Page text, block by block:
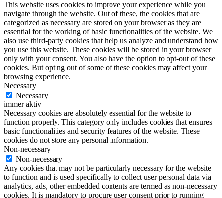
This website uses cookies to improve your experience while you
navigate through the website. Out of these, the cookies that are
categorized as necessary are stored on your browser as they are
essential for the working of basic functionalities of the website. We
also use third-party cookies that help us analyze and understand how
you use this website. These cookies will be stored in your browser
only with your consent. You also have the option to opt-out of these
cookies. But opting out of some of these cookies may affect your
browsing experience.
Necessary
Necessary
immer aktiv
Necessary cookies are absolutely essential for the website to
function properly. This category only includes cookies that ensures
basic functionalities and security features of the website. These
cookies do not store any personal information.
Non-necessary
Non-necessary
Any cookies that may not be particularly necessary for the website
to function and is used specifically to collect user personal data via
analytics, ads, other embedded contents are termed as non-necessary
cookies. It is mandatory to procure user consent prior to running